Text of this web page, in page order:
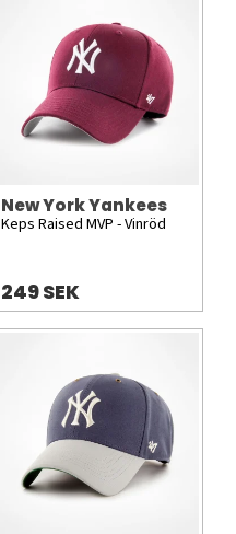
New York Yankees
Keps Raised MVP - Vinröd
249 SEK